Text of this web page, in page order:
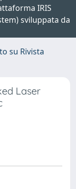
IRIS
sviluppata da
su Rivista
Laser